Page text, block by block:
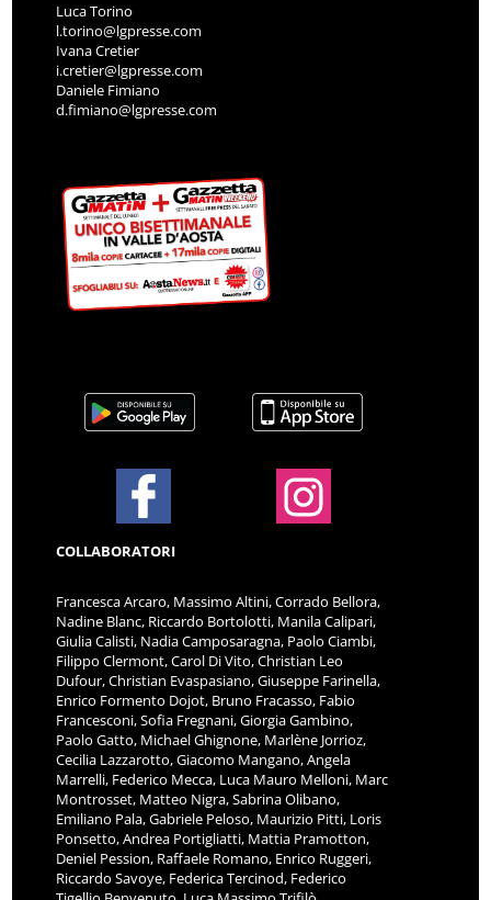
Luca Torino
l.torino@lgpresse.com
Ivana Cretier
i.cretier@lgpresse.com
Daniele Fimiano
d.fimiano@lgpresse.com
COLLABORATORI
Francesca Arcaro, Massimo Altini, Corrado Bellora,
Nadine Blanc, Riccardo Bortolotti, Manila Calipari,
Giulia Calisti, Nadia Camposaragna, Paolo Ciambi,
Filippo Clermont, Carol Di Vito, Christian Leo
Dufour, Christian Evaspasiano, Giuseppe Farinella,
Enrico Formento Dojot, Bruno Fracasso, Fabio
Francesconi, Sofia Fregnani, Giorgia Gambino,
Paolo Gatto, Michael Ghignone, Marlène Jorrioz,
Cecilia Lazzarotto, Giacomo Mangano, Angela
Marrelli, Federico Mecca, Luca Mauro Melloni, Marc
Montrosset, Matteo Nigra, Sabrina Olibano,
Emiliano Pala, Gabriele Peloso, Maurizio Pitti, Loris
Ponsetto, Andrea Portigliatti, Mattia Pramotton,
Deniel Pession, Raffaele Romano, Enrico Ruggeri,
Riccardo Savoye, Federica Tercinod, Federico